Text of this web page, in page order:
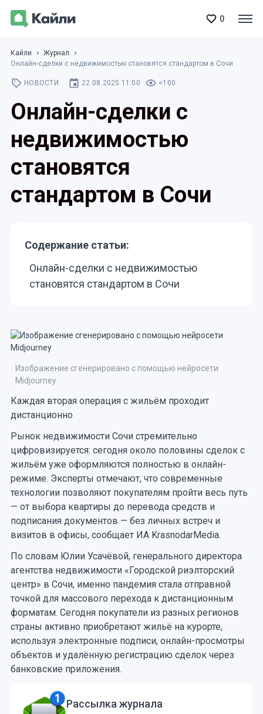
0
Кайли
Журнал
Онлайн-сделки с недвижимостью становятся стандартом в Сочи
НОВОСТИ 22.08.2025 11:00 <100
Онлайн-сделки с
недвижимостью
становятся
стандартом в Сочи
Содержание статьи:
Онлайн-сделки с недвижимостью
становятся стандартом в Сочи
Изображение сгенерировано с помощью нейросети
Midjourney
Каждая вторая операция с жильём проходит
дистанционно
Рынок недвижимости Сочи стремительно
цифровизируется: сегодня около половины сделок с
жильём уже оформляются полностью в онлайн-
режиме. Эксперты отмечают, что современные
технологии позволяют покупателям пройти весь путь
— от выбора квартиры до перевода средств и
подписания документов — без личных встреч и
визитов в офисы, сообщает ИА KrasnodarMedia.
По словам Юлии Усачёвой, генерального директора
агентства недвижимости «Городской риэлторский
центр» в Сочи, именно пандемия стала отправной
точкой для массового перехода к дистанционным
форматам. Сегодня покупатели из разных регионов
страны активно приобретают жильё на курорте,
используя электронные подписи, онлайн-просмотры
объектов и удалённую регистрацию сделок через
банковские приложения.
Рассылка журнала